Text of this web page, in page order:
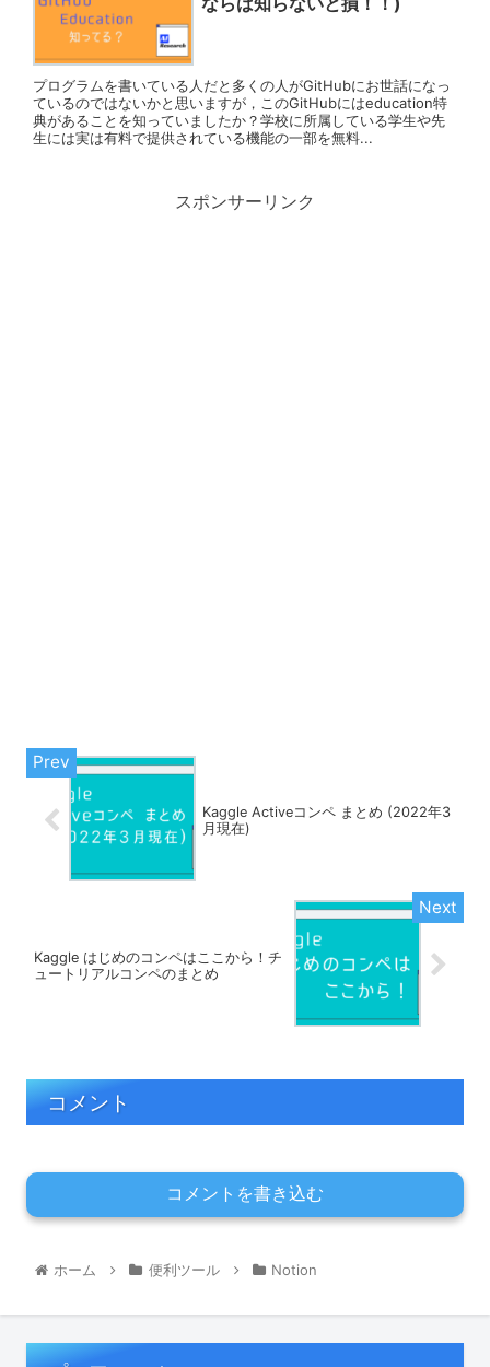
プログラムを書いている人だと多くの人がGitHubにお世話になっ
ているのではないかと思いますが，このGitHubにはeducation特
典があることを知っていましたか？学校に所属している学生や先
生には実は有料で提供されている機能の一部を無料...
スポンサーリンク
Kaggle Activeコンペ まとめ (2022年3
月現在)
Kaggle はじめのコンペはここから！チ
ュートリアルコンペのまとめ
コメント
コメントを書き込む
ホーム 便利ツール Notion